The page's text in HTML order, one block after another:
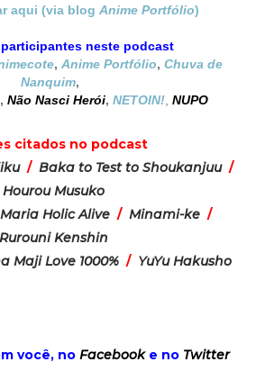
aqui (via blogAnime Portfólio)
neste podcast
, Anime Portfólio, Chuva de
Nanquim,
, Não Nasci Herói,NETOIN! ,NUPO
citados no podcast
/ Baka to Test to Shoukanjuu /
Hourou Musuko
Maria Holic Alive / Minami-ke /
Rurouni Kenshin
Maji Love 1000% / YuYu Hakusho
você, noFacebooke no Twitter